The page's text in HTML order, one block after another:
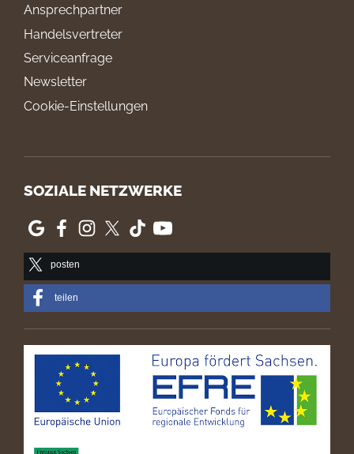
Ansprechpartner
Handelsvertreter
Serviceanfrage
Newsletter
Cookie-Einstellungen
SOZIALE NETZWERKE
posten
teilen